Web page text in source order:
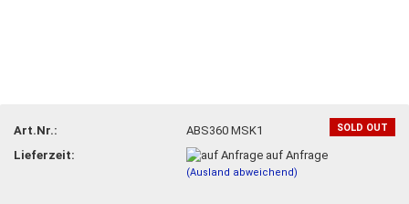
SOLD OUT
Art.Nr.:
ABS360 MSK1
Lieferzeit:
auf Anfrage
(Ausland abweichend)